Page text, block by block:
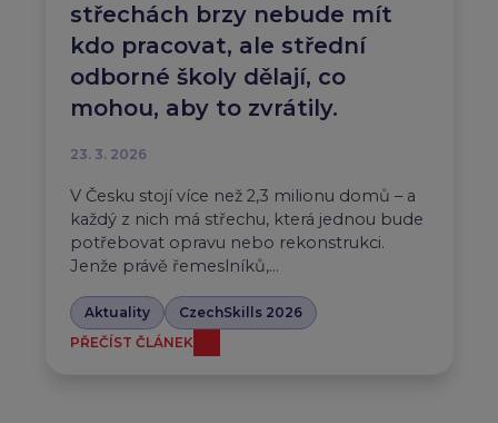
střechách brzy nebude mít
kdo pracovat, ale střední
odborné školy dělají, co
mohou, aby to zvrátily.
23. 3. 2026
V Česku stojí více než 2,3 milionu domů – a
každý z nich má střechu, která jednou bude
potřebovat opravu nebo rekonstrukci.
Jenže právě řemeslníků,…
Aktuality
CzechSkills 2026
PŘEČÍST ČLÁNEK